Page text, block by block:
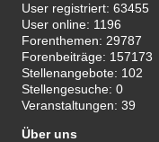
User registriert:63455
User online: 1196
Forenthemen: 29787
Forenbeiträge: 157173
Stellenangebote: 102
Stellengesuche:0
Veranstaltungen:39
Über uns